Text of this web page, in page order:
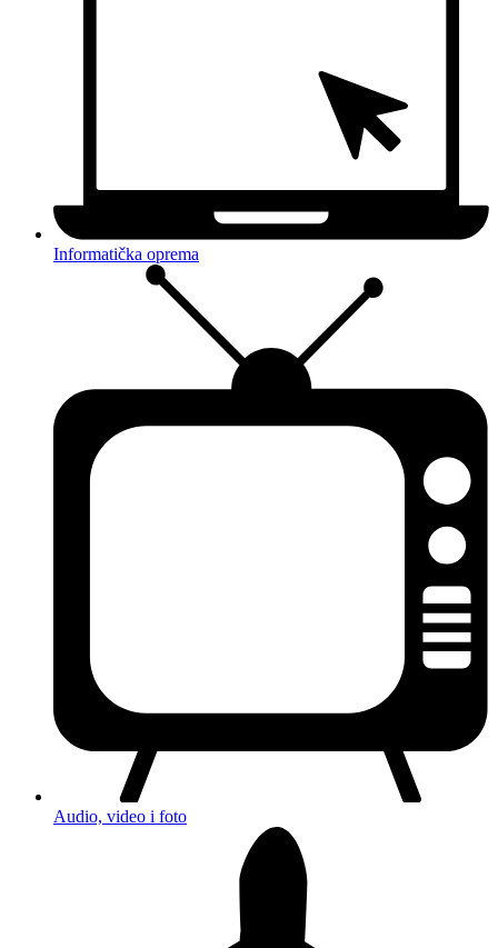
Informatička oprema
Audio, video i foto